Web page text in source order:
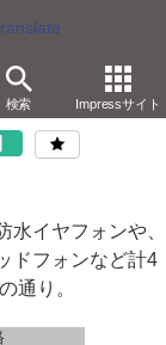
検索 Impressサイト
ンなど
イヤフォンや、
ドフォンなど計4
通り。